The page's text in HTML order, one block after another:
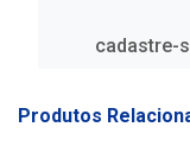
cadastre-
Produtos